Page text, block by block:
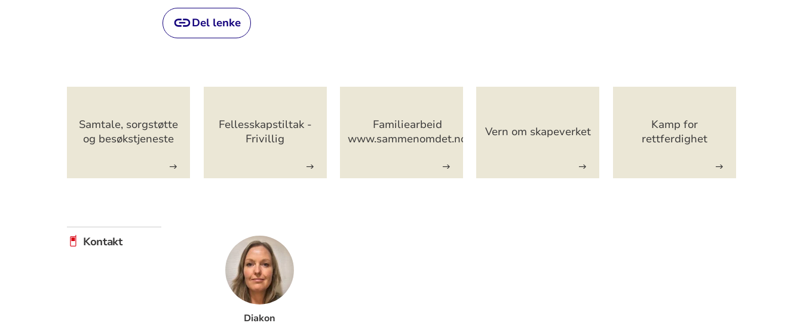
Del lenke
Samtale, sorgstøtte
og besøkstjeneste
Fellesskapstiltak -
Frivillig
Familiearbeid
www.sammenomdet.no
Vern om skapeverket
Kamp for
rettferdighet
Kontakt
Diakon